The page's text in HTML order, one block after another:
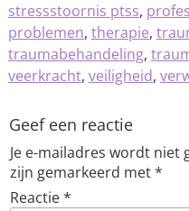
stressstoornis ptss,
problemen, therapie,
traumabehandeling,
veerkracht, veiligheid,
Geef een reactie
Je e-mailadres wordt niet
zijn gemarkeerd met*
Reactie*